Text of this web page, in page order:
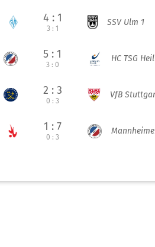
4 : 1
3 : 1
SSV Ulm 1
5 : 1
3 : 0
HC TSG
2 : 3
0 : 3
VfB
1 : 7
0 : 3